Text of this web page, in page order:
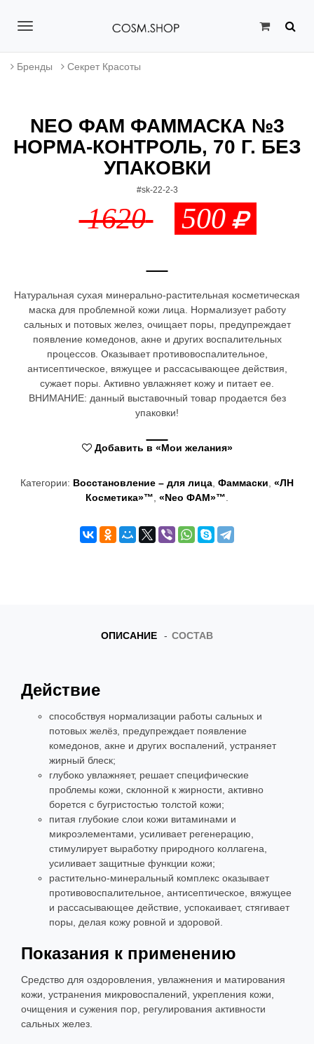
T
o
e
a
t
o
n
Бренды Секрет Красоты
NEO ФАМ ФАММАСКА №3
НОРМА-КОНТРОЛЬ, 70 Г. БЕЗ
УПАКОВКИ
#sk-22-2-3
1620 500
Натуральная сухая минерально-растительная косметическая
маска для проблемной кожи лица. Нормализует работу
сальных и потовых желез, очищает поры, предупреждает
появление комедонов, акне и других воспалительных
процессов. Оказывает противовоспалительное,
антисептическое, вяжущее и рассасывающее действия,
сужает поры. Активно увлажняет кожу и питает ее.
ВНИМАНИЕ: данный выставочный товар продается без
упаковки!
Добавить в «Мои желания»
Категории: Восстановление – для лица Фаммаски «ЛН
Косметика»™ «Neo ФАМ»™
ОПИСАНИЕ СОСТАВ
Действие
способствуя нормализации работы сальных и
потовых желёз, предупреждает появление
комедонов, акне и других воспалений, устраняет
жирный блеск;
глубоко увлажняет, решает специфические
проблемы кожи, склонной к жирности, активно
борется с бугристостью толстой кожи;
питая глубокие слои кожи витаминами и
микроэлементами, усиливает регенерацию,
стимулирует выработку природного коллагена,
усиливает защитные функции кожи;
растительно-минеральный комплекс оказывает
противовоспалительное, антисептическое, вяжущее
и рассасывающее действие, успокаивает, стягивает
поры, делая кожу ровной и здоровой.
Показания к применению
Средство для оздоровления, увлажнения и матирования
кожи, устранения микровоспалений, укрепления кожи,
очищения и сужения пор, регулирования активности
сальных желез.